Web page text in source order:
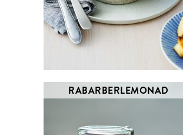
RABARBERLEMONAD